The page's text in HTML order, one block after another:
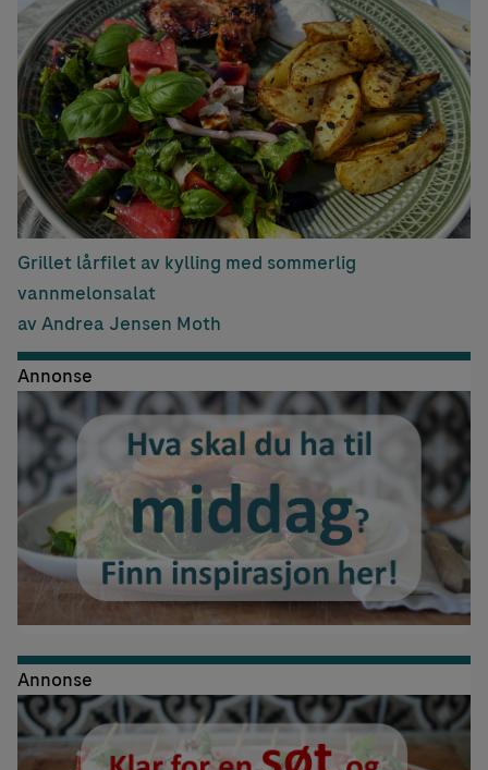
Grillet lårfilet av kylling med sommerlig
vannmelonsalat
av Andrea Jensen Moth
Annonse
Annonse